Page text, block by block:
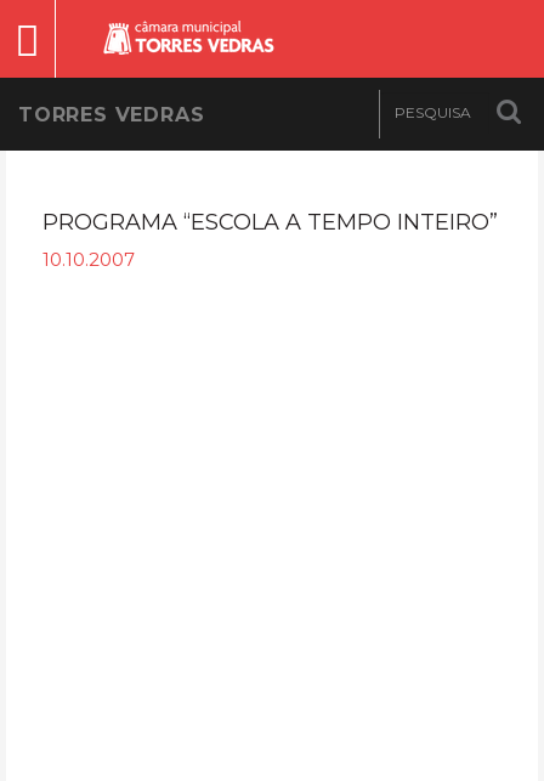
TORRES VEDRAS
PROGRAMA “ESCOLA A TEMPO INTEIRO”
10.10.2007